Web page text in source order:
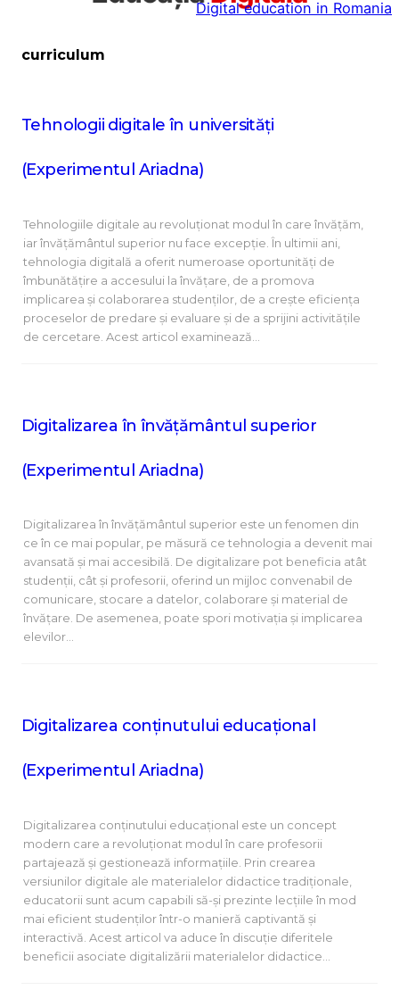
Digital education in Romania
curriculum
Tehnologii digitale în universități
(Experimentul Ariadna)
Tehnologiile digitale au revoluționat modul în care învățăm,
iar învățământul superior nu face excepție. În ultimii ani,
tehnologia digitală a oferit numeroase oportunități de
îmbunătățire a accesului la învățare, de a promova
implicarea și colaborarea studenților, de a crește eficiența
proceselor de predare și evaluare și de a sprijini activitățile
de cercetare. Acest articol examinează…
Digitalizarea în învățământul superior
(Experimentul Ariadna)
Digitalizarea în învățământul superior este un fenomen din
ce în ce mai popular, pe măsură ce tehnologia a devenit mai
avansată și mai accesibilă. De digitalizare pot beneficia atât
studenții, cât și profesorii, oferind un mijloc convenabil de
comunicare, stocare a datelor, colaborare și material de
învățare. De asemenea, poate spori motivația și implicarea
elevilor…
Digitalizarea conținutului educațional
(Experimentul Ariadna)
Digitalizarea conținutului educațional este un concept
modern care a revoluționat modul în care profesorii
partajează și gestionează informațiile. Prin crearea
versiunilor digitale ale materialelor didactice tradiționale,
educatorii sunt acum capabili să-și prezinte lecțiile în mod
mai eficient studenților într-o manieră captivantă și
interactivă. Acest articol va aduce în discuție diferitele
beneficii asociate digitalizării materialelor didactice…